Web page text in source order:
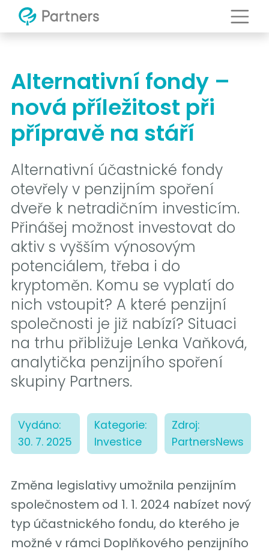
Alternativní fondy –
nová příležitost při
přípravě na stáří
Alternativní účastnické fondy
otevřely v penzijním spoření
dveře k netradičním investicím.
Přinášej možnost investovat do
aktiv s vyšším výnosovým
potenciálem, třeba i do
kryptoměn. Komu se vyplatí do
nich vstoupit? A které penzijní
společnosti je již nabízí? Situaci
na trhu přibližuje Lenka Vaňková,
analytička penzijního spoření
skupiny Partners.
Vydáno:
30. 7. 2025
Kategorie:
Investice
Zdroj:
PartnersNews
Změna legislativy umožnila penzijním
společnostem od 1. 1. 2024 nabízet nový
typ účastnického fondu, do kterého je
možné v rámci Doplňkového penzijního